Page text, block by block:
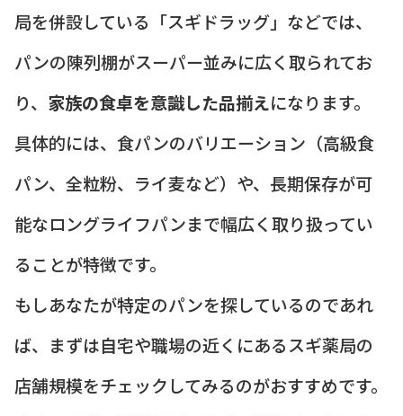
局を併設している「スギドラッグ」などでは、
パンの陳列棚がスーパー並みに広く取られてお
り、 家族の食卓を意識した品揃えになります。
具体的には、食パンのバリエーション（高級食
パン、全粒粉、ライ麦など）や、長期保存が可
能なロングライフパンまで幅広く取り扱ってい
ることが特徴です。
もしあなたが特定のパンを探しているのであれ
ば、まずは自宅や職場の近くにあるスギ薬局の
店舗規模をチェックしてみるのがおすすめです。